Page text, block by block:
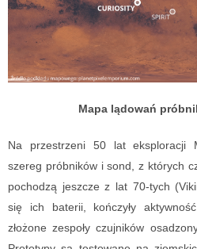
Mapa lądowań
Na przestrzeni 50 lat eksploracji
szereg próbników i sond, z których
pochodzą jeszcze z lat 70-tych
się ich baterii, kończyły
złożone zespoły czujników